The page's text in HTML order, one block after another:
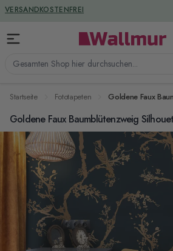
Zum Inhalt springen
Gesamten Shop hier durchsuchen...
VERSANDKOSTENFREI
GREENGUARD ZERTIFIZIERT
Startseite Fototapeten
Goldene Faux Baumblütenzweig